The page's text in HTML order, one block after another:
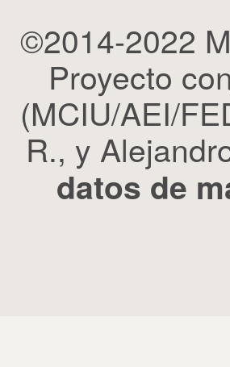
©2014-2022
Proyecto
(MCIU/AEI/
R., y
datos de